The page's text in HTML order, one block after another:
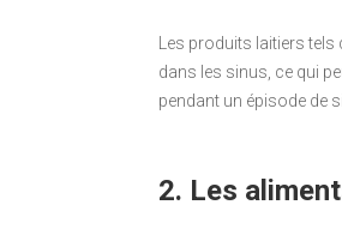
Les produits laitiers tels
dans les sinus, ce qui
pendant un épisode de
2. Les